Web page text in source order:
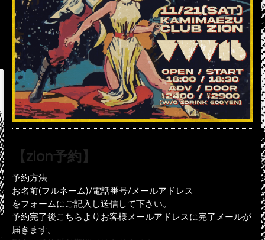
【zion予約】
予約方法
お名前(フルネーム)/電話番号/メールアドレス
をフォームにご記入し送信して下さい。
予約完了後こちらよりお客様メールアドレスに完了メールが
届きます。